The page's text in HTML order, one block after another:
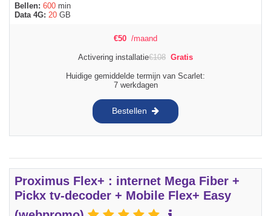
Bellen: 600 min
Data 4G: 20 GB
€50 /maand
Activering installatie€108 Gratis
Huidige gemiddelde termijn van Scarlet:
7 werkdagen
Bestellen
Proximus Flex+ : internet Mega Fiber +
Pickx tv-decoder + Mobile Flex+ Easy